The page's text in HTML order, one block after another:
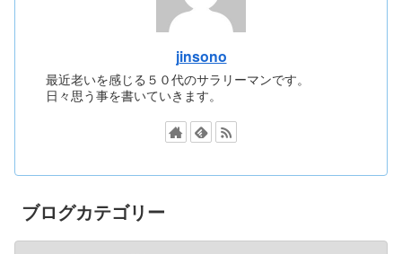
jinsono
最近老いを感じる５０代のサラリーマンです。
日々思う事を書いていきます。
ブログカテゴリー